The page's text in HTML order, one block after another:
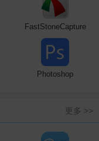
FastStoneCapture
Photoshop
更多 >>